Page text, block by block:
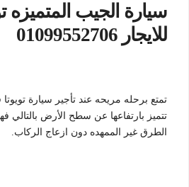
سيارة الجيب المتميزه
للايجار 01099552706
تمتع برحله مريحه عند تأجير سيارة
تتميز بارتفاعها عن سطح الأرض بالتالي
الطرق غير الممهده دون ازعاج الركاب.